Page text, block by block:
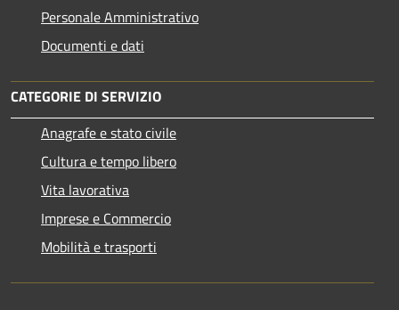
Personale Amministrativo
Documenti e dati
CATEGORIE DI SERVIZIO
Anagrafe e stato civile
Cultura e tempo libero
Vita lavorativa
Imprese e Commercio
Mobilità e trasporti